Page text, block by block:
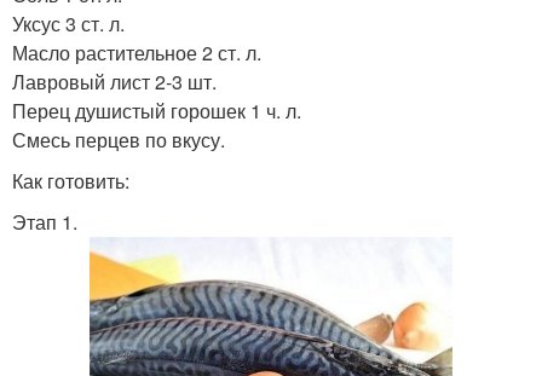
Уксус 3 ст. л.
Масло растительное 2 ст. л.
Лавровый лист 2-3 шт.
Перец душистый горошек 1 ч. л.
Смесь перцев по вкусу.
Как готовить:
Этап 1.